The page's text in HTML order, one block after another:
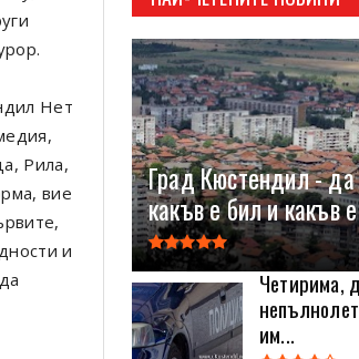
Нет
Рила,
вие
и
Град Кюстендил - да
какъв е бил и какъв
Четирима,
им...